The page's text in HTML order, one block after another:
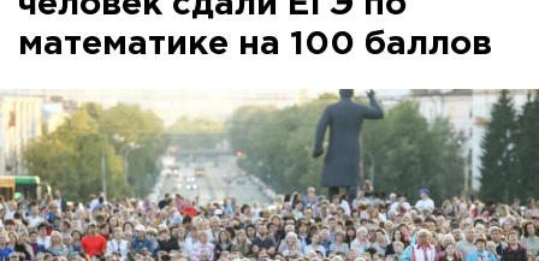
математике на 100 баллов